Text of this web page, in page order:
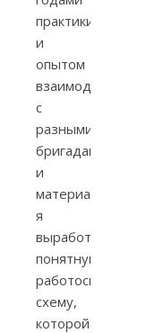
практики
и
опытом
взаимодействия
с
разными
бригадами
и
материалами,
я
выработал
понятную,
работоспособную
схему,
которой